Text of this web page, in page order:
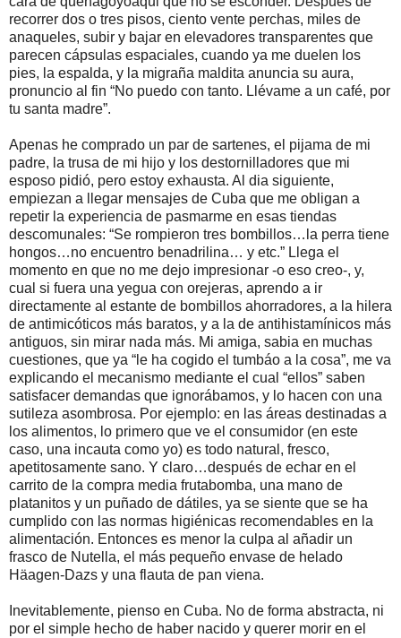
recorrer dos o tres pisos, ciento vente perchas, miles de
anaqueles, subir y bajar en elevadores transparentes que
parecen cápsulas espaciales, cuando ya me duelen los
pies, la espalda, y la migraña maldita anuncia su aura,
pronuncio al fin “No puedo con tanto. Llévame a un café, por
tu santa madre”.
Apenas he comprado un par de sartenes, el pijama de mi
padre, la trusa de mi hijo y los destornilladores que mi
esposo pidió, pero estoy exhausta. Al dia siguiente,
empiezan a llegar mensajes de Cuba que me obligan a
repetir la experiencia de pasmarme en esas tiendas
descomunales: “Se rompieron tres bombillos…la perra tiene
hongos…no encuentro benadrilina… y etc.” Llega el
momento en que no me dejo impresionar -o eso creo-, y,
cual si fuera una yegua con orejeras, aprendo a ir
directamente al estante de bombillos ahorradores, a la hilera
de antimicóticos más baratos, y a la de antihistamínicos más
antiguos, sin mirar nada más. Mi amiga, sabia en muchas
cuestiones, que ya “le ha cogido el tumbáo a la cosa”, me va
explicando el mecanismo mediante el cual “ellos” saben
satisfacer demandas que ignorábamos, y lo hacen con una
sutileza asombrosa. Por ejemplo: en las áreas destinadas a
los alimentos, lo primero que ve el consumidor (en este
caso, una incauta como yo) es todo natural, fresco,
apetitosamente sano. Y claro…después de echar en el
carrito de la compra media frutabomba, una mano de
platanitos y un puñado de dátiles, ya se siente que se ha
cumplido con las normas higiénicas recomendables en la
alimentación. Entonces es menor la culpa al añadir un
frasco de Nutella, el más pequeño envase de helado
Häagen-Dazs y una flauta de pan viena.
Inevitablemente, pienso en Cuba. No de forma abstracta, ni
por el simple hecho de haber nacido y querer morir en el